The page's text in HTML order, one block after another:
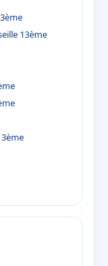
13ème